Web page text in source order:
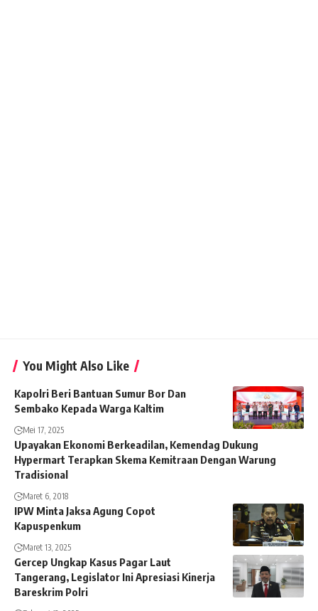
You Might Also Like
Kapolri Beri Bantuan Sumur Bor Dan
Sembako Kepada Warga Kaltim
Mei 17, 2025
Upayakan Ekonomi Berkeadilan, Kemendag Dukung
Hypermart Terapkan Skema Kemitraan Dengan Warung
Tradisional
Maret 6, 2018
IPW Minta Jaksa Agung Copot
Kapuspenkum
Maret 13, 2025
Gercep Ungkap Kasus Pagar Laut
Tangerang, Legislator Ini Apresiasi Kinerja
Bareskrim Polri